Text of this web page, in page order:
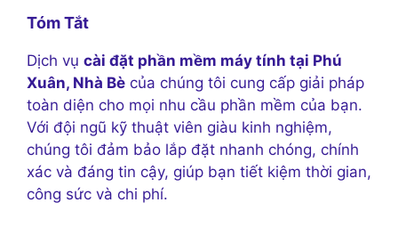
Tóm Tắt
Dịch vụ cài đặt phần mềm máy tính tại Phú
Xuân, Nhà Bè của chúng tôi cung cấp giải pháp
toàn diện cho mọi nhu cầu phần mềm của bạn.
Với đội ngũ kỹ thuật viên giàu kinh nghiệm,
chúng tôi đảm bảo lắp đặt nhanh chóng, chính
xác và đáng tin cậy, giúp bạn tiết kiệm thời gian,
công sức và chi phí.